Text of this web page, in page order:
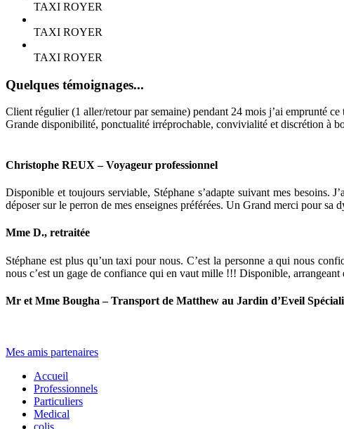
TAXI ROYER
TAXI ROYER
TAXI ROYER
Quelques témoignages...
Client régulier (1 aller/retour par semaine) pendant 24 mois j’ai emprunté
Grande disponibilité, ponctualité irréprochable, convivialité et discrétion à
Christophe REUX – Voyageur professionnel
Disponible et toujours serviable, Stéphane s’adapte suivant mes besoins.
déposer sur le perron de mes enseignes préférées. Un Grand merci pour sa
Mme D., retraitée
Stéphane est plus qu’un taxi pour nous. C’est la personne a qui nous
nous c’est un gage de confiance qui en vaut mille !!! Disponible,
Mr et Mme Bougha – Transport de Matthew au Jardin d’Eveil
Mes amis partenaires
Accueil
Professionnels
Particuliers
Medical
colis